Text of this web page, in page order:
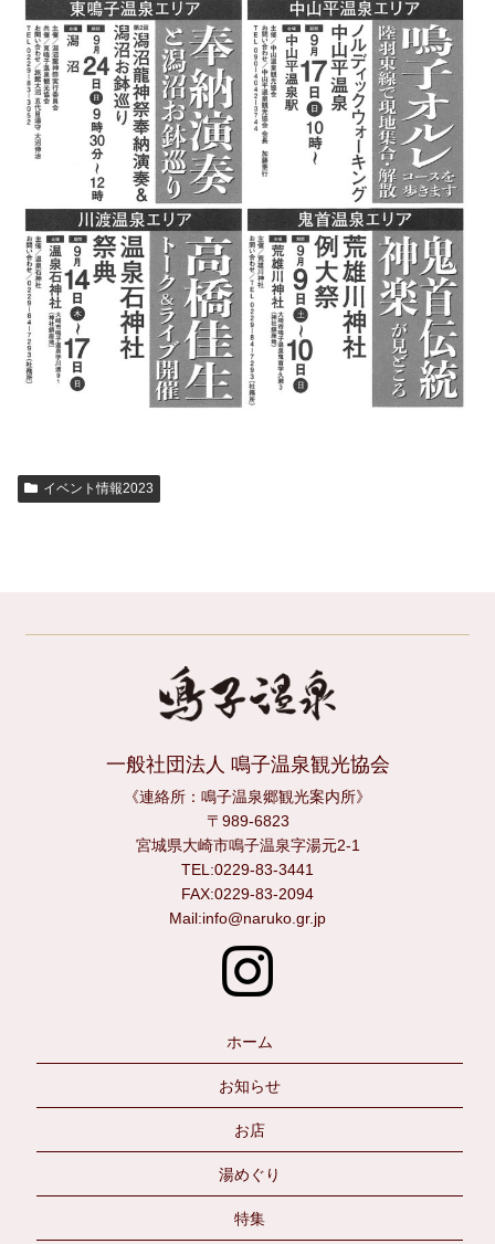
イベント情報2023
一般社団法人 鳴子温泉観光協会
《連絡所：鳴子温泉郷観光案内所》
〒989-6823
宮城県大崎市鳴子温泉字湯元2-1
TEL:0229-83-3441
FAX:0229-83-2094
Mail:info@naruko.gr.jp
ホーム
お知らせ
お店
湯めぐり
特集